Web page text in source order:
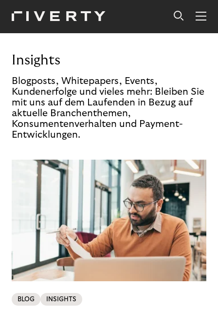
Insights
Blogposts, Whitepapers, Events,
Kundenerfolge und vieles mehr: Bleiben Sie
mit uns auf dem Laufenden in Bezug auf
aktuelle Branchenthemen,
Konsumentenverhalten und Payment-
Entwicklungen.
BLOG INSIGHTS